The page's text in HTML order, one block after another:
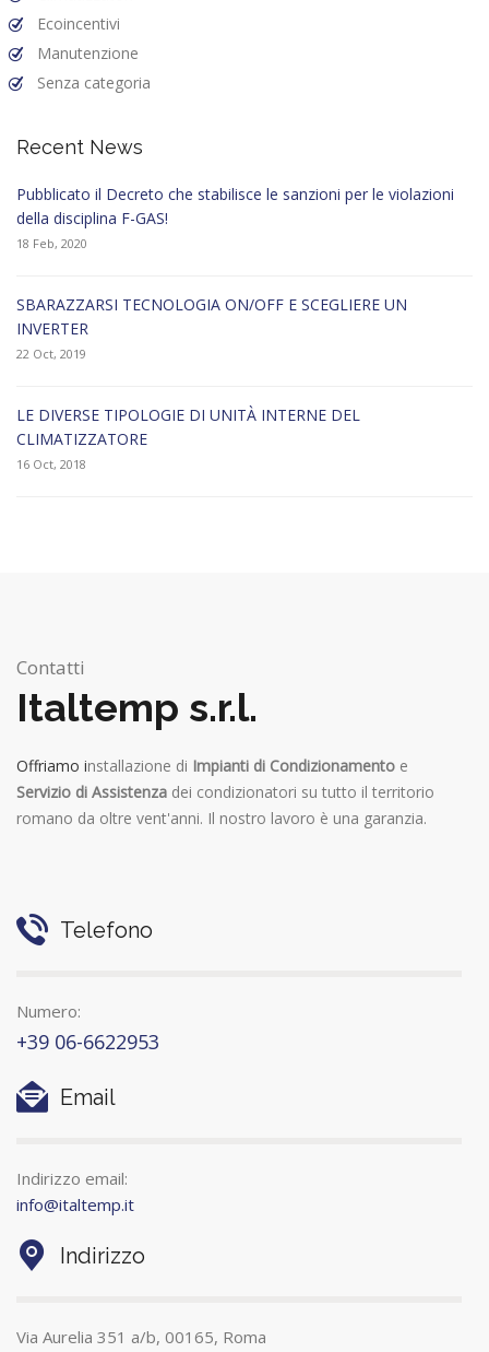
Ecoincentivi
Manutenzione
Senza categoria
Recent News
Pubblicato il Decreto che stabilisce le sanzioni per le violazioni
della disciplina F-GAS!
18 Feb, 2020
SBARAZZARSI TECNOLOGIA ON/OFF E SCEGLIERE UN
INVERTER
22 Oct, 2019
LE DIVERSE TIPOLOGIE DI UNITÀ INTERNE DEL
CLIMATIZZATORE
16 Oct, 2018
Contatti
Italtemp s.r.l.
Offriamo installazione di Impianti di Condizionamento e
Servizio di Assistenza dei condizionatori su tutto il territorio
romano da oltre vent'anni. Il nostro lavoro è una garanzia.
Telefono
Numero:
+39 06-6622953
Email
Indirizzo email:
info@italtemp.it
Indirizzo
Via Aurelia 351 a/b, 00165, Roma